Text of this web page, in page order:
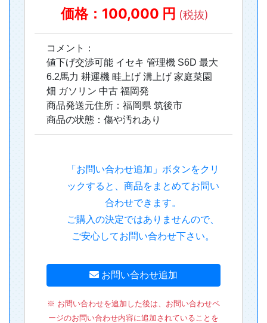
価格：100,000 円 (税抜)
コメント：
値下げ交渉可能 イセキ 管理機 S6D 最大
6.2馬力 耕運機 畦上げ 溝上げ 家庭菜園
畑 ガソリン 中古 福岡発
商品発送元住所：福岡県 筑後市
商品の状態：傷や汚れあり
「お問い合わせ追加」ボタンをクリ
ックすると、商品をまとめてお問い
合わせできます。
ご購入の決定ではありませんので、
ご安心してお問い合わせ下さい。
お問い合わせ追加
※ お問い合わせを追加した後は、お問い合わせペ
ージのお問い合わせ内容に追加されていることを